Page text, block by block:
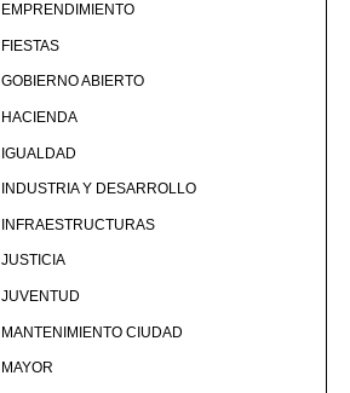
EMPRENDIMIENTO
FIESTAS
GOBIERNO ABIERTO
HACIENDA
IGUALDAD
INDUSTRIA Y DESARROLLO
INFRAESTRUCTURAS
JUSTICIA
JUVENTUD
MANTENIMIENTO CIUDAD
MAYOR